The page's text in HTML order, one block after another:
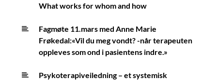
What works for whom and how
Fagmøte 11.mars med Anne Marie
Frøkedal:«Vil du meg vondt? -når terapeuten
oppleves som ond i pasientens indre.»
Psykoterapiveiledning – et systemisk